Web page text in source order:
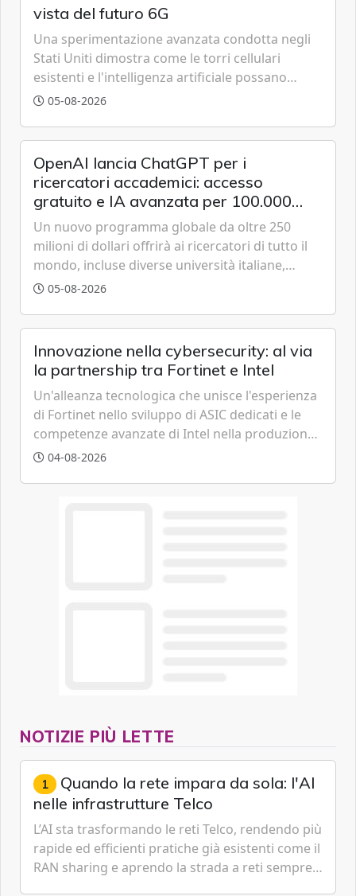
vista del futuro 6G
Una sperimentazione avanzata condotta negli
Stati Uniti dimostra come le torri cellulari
esistenti e l'intelligenza artificiale possano
tracciare velivoli a bassa quota in tempo reale,
05-08-2026
OpenAI lancia ChatGPT per i
ricercatori accademici: accesso
gratuito e IA avanzata per 100.000
scienziati
Un nuovo programma globale da oltre 250
milioni di dollari offrirà ai ricercatori di tutto il
mondo, incluse diverse università italiane,
strumenti avanzati basati sulla famiglia di
05-08-2026
Innovazione nella cybersecurity: al via
la partnership tra Fortinet e Intel
Un'alleanza tecnologica che unisce l'esperienza
di Fortinet nello sviluppo di ASIC dedicati e le
competenze avanzate di Intel nella produzione
di semiconduttori per potenziare la
04-08-2026
NOTIZIE PIÙ LETTE
1 Quando la rete impara da sola: l'AI
nelle infrastrutture Telco
L’AI sta trasformando le reti Telco, rendendo più
rapide ed efficienti pratiche già esistenti come il
RAN sharing e aprendo la strada a reti sempre